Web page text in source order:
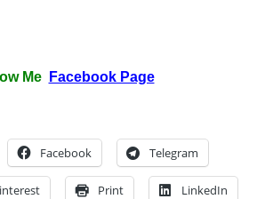
Me Facebook Page
Facebook Telegram
Print LinkedIn